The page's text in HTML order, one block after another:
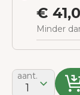
€
Minder
aant.
1